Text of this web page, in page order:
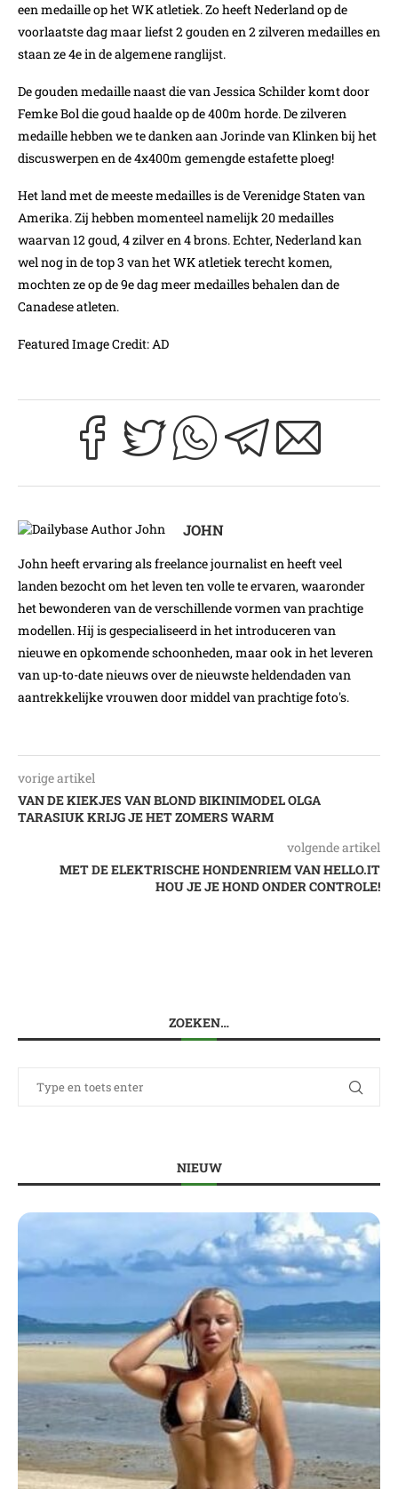
een medaille op het WK atletiek. Zo heeft Nederland op de
voorlaatste dag maar liefst 2 gouden en 2 zilveren medailles en
staan ze 4e in de algemene ranglijst.
De gouden medaille naast die van Jessica Schilder komt door
Femke Bol die goud haalde op de 400m horde. De zilveren
medaille hebben we te danken aan Jorinde van Klinken bij het
discuswerpen en de 4x400m gemengde estafette ploeg!
Het land met de meeste medailles is de Verenidge Staten van
Amerika. Zij hebben momenteel namelijk 20 medailles
waarvan 12 goud, 4 zilver en 4 brons. Echter, Nederland kan
wel nog in de top 3 van het WK atletiek terecht komen,
mochten ze op de 9e dag meer medailles behalen dan de
Canadese atleten.
Featured Image Credit: AD
JOHN
John heeft ervaring als freelance journalist en heeft veel
landen bezocht om het leven ten volle te ervaren, waaronder
het bewonderen van de verschillende vormen van prachtige
modellen. Hij is gespecialiseerd in het introduceren van
nieuwe en opkomende schoonheden, maar ook in het leveren
van up-to-date nieuws over de nieuwste heldendaden van
aantrekkelijke vrouwen door middel van prachtige foto's.
vorige artikel
VAN DE KIEKJES VAN BLOND BIKINIMODEL OLGA
TARASIUK KRIJG JE HET ZOMERS WARM
volgende artikel
MET DE ELEKTRISCHE HONDENRIEM VAN HELLO.IT
HOU JE JE HOND ONDER CONTROLE!
ZOEKEN…
NIEUW